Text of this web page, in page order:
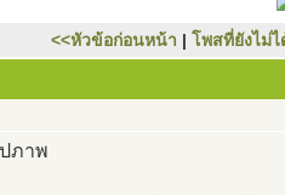
<<หัวข้อก่อนหน้า | โพสที่ยังไม่